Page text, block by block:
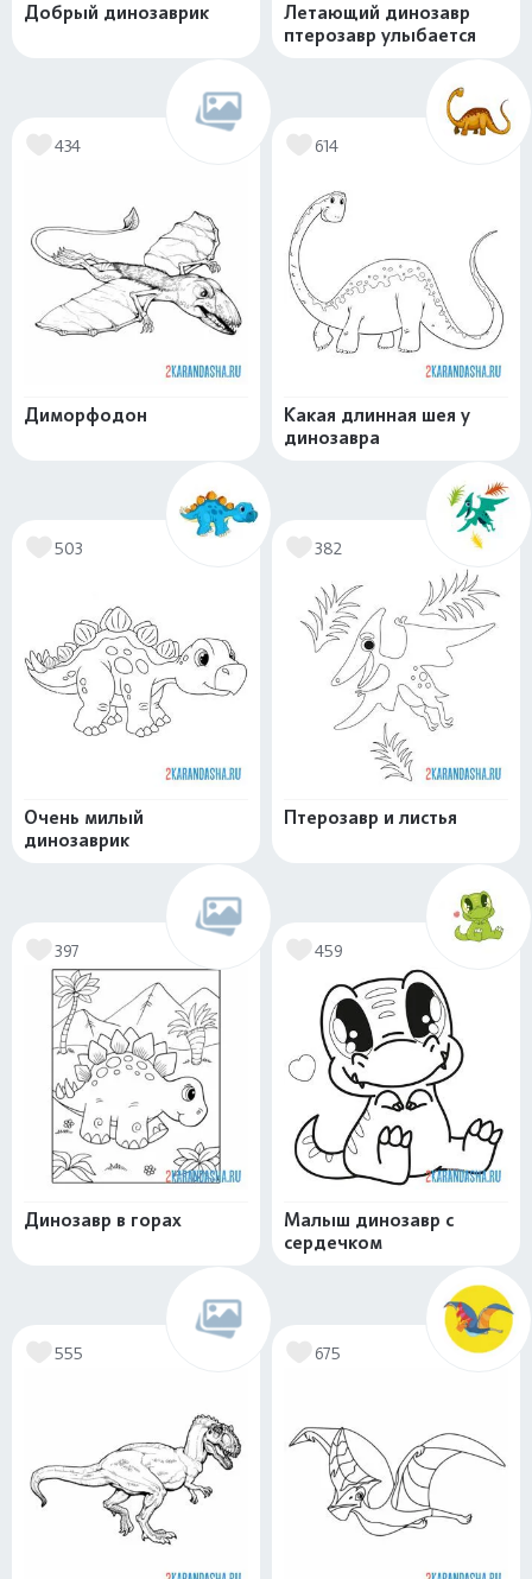
Добрый динозаврик
Летающий динозавр
птерозавр улыбается
434
Диморфодон
614
Какая длинная шея у
динозавра
503
Очень милый
динозаврик
382
Птерозавр и листья
397
Динозавр в горах
459
Малыш динозавр с
сердечком
555 675